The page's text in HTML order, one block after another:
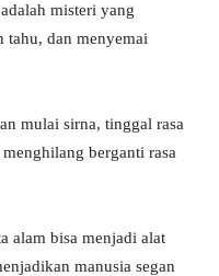
misteri yang
tahu, dan menyemai
mulai sirna, tinggal rasa
berganti rasa
alam bisa menjadi alat
manusia segan